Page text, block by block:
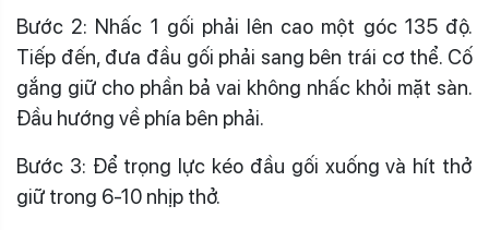
Bước 2: Nhấc 1 gối phải lên cao một góc 135 độ.
Tiếp đến, đưa đầu gối phải sang bên trái cơ thể. Cố
gắng giữ cho phần bả vai không nhấc khỏi mặt sàn.
Đầu hướng về phía bên phải.
Bước 3: Để trọng lực kéo đầu gối xuống và hít thở
giữ trong 6-10 nhịp thở.